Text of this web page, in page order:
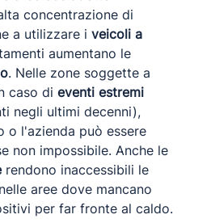
concentrazione di
a utilizzare i veicoli a
aumentano le
. Nelle zone soggette a
caso di eventi estremi
negli ultimi decenni),
o l'azienda può essere
non impossibile. Anche le
rendono inaccessibili le
aree dove mancano
per far fronte al caldo.